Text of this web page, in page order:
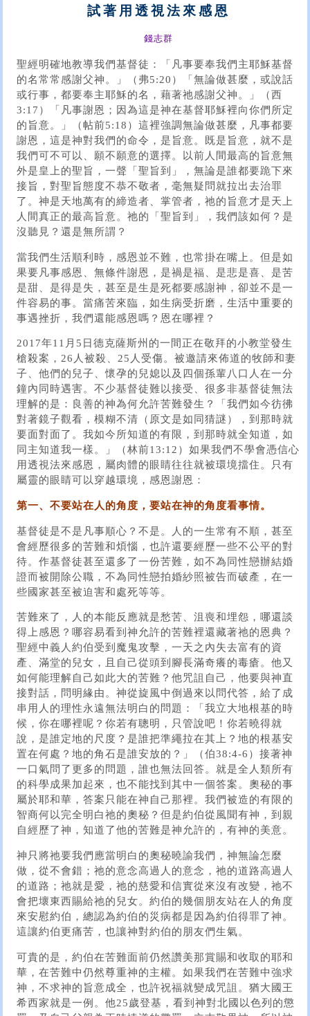
試著用透視法來感恩
錢志群
聖經明確地教導我們基督徒：「凡事要奉我們主耶穌基督
的名常常感謝父神。」（弗5:20）「無論做甚麼，或說話
或行事，都要奉主耶穌的名，藉著祂感謝父神。」（西
3:17）「凡事謝恩；因為這是神在基督耶穌裡向你們所定
的旨意。」（帖前5:18）這裡強調無論做甚麼，凡事都要
謝恩，這是神對我們的命令，是旨意。既是旨意，就不是
我們可不可以、願不願意的選擇。以前人間最高的旨意無
外是皇上的聖旨，一聲「聖旨到」，無論是誰都要跪下來
接旨，對聖旨態度不恭不敬者，毫無疑問就拉出去治罪
了。神是天地萬有的締造者、掌管者，祂的旨意才是天上
人間真正的最高旨意。祂的「聖旨到」，我們該如何？是
沒聽見？還是無所謂？
當我們生活順利時，感恩並不難，也常掛在嘴上。但是如
果要凡事感恩、無條件謝恩，是禍是福、是悲是喜、是苦
是甜、是得是失，甚至是生是死都要感謝神，卻並不是一
件容易的事。當痛苦來臨，如生病受折磨，生活中重要的
事遇挫折，我們還能感恩嗎？恩在哪裡？
2017年11月5日德克薩斯州的一間正在敬拜的小教堂發生
槍殺案，26人被殺、25人受傷。被邀請來佈道的牧師和妻
子、他們的兒子、懷孕的兒媳以及四個孫輩八口人在一分
鐘內同時遇害。不少基督徒難以接受、很多非基督徒無法
理解的是：良善的神為何允許苦難發生？「我們如今彷彿
對著鏡子觀看，模糊不清（原文是如同猜謎），到那時就
要面對面了。我如今所知道的有限，到那時就全知道，如
同主知道我一樣。」（林前13:12）如果我們不學會憑信心
用透視法來感恩，屬肉體的眼睛往往就被環境擋住。只有
屬靈的眼睛可以穿越環境，感恩謝恩：
第一、不要站在人的角度，要站在神的角度看事情。
基督徒是不是凡事順心？不是。人的一生常有不順，甚至
會經歷很多的苦難和煩惱，也許還要經歷一些不公平的對
待。作基督徒甚至還多了一份苦難，如不為同性戀辦結婚
證而被開除公職，不為同性戀拍婚紗照被告而破產，在一
些國家甚至被迫害和處死等等。
苦難來了，人的本能反應就是愁苦、沮喪和埋怨，哪還談
得上感恩？哪容易看到神允許的苦難裡還藏著祂的恩典？
聖經中義人約伯受到魔鬼攻擊，一天之內失去富有的資
產、滿堂的兒女，且自己從頭到腳長滿奇癢的毒瘡。他又
如何能理解自己如此大的苦難？他咒詛自己，他要與神直
接對話，問明緣由。神從旋風中倒過來以問代答，給了成
串用人的理性永遠無法明白的問題：「我立大地根基的時
候，你在哪裡呢？你若有聰明，只管說吧！你若曉得就
說，是誰定地的尺度？是誰把準繩拉在其上？地的根基安
置在何處？地的角石是誰安放的？」（伯38:4-6）接著神
一口氣問了更多的問題，誰也無法回答。就是全人類所有
的科學成果加起來，也不能找到其中一個答案。奧秘的事
屬於耶和華，答案只能在神自己那裡。我們被造的有限的
智商何以完全明白祂的奧秘？但是約伯從風聞有神，到親
自經歷了神，知道了他的苦難是神允許的，有神的美意。
神只將祂要我們應當明白的奧秘曉諭我們，神無論怎麼
做，從不會錯；祂的意念高過人的意念，祂的道路高過人
的道路；祂就是愛，祂的慈愛和信實從來沒有改變，祂不
會把壞東西賜給祂的兒女。約伯的幾個朋友站在人的角度
來安慰約伯，總認為約伯的災病都是因為約伯得罪了神。
這讓約伯更痛苦，也讓神對約伯的朋友們生氣。
可貴的是，約伯在苦難面前仍然讚美那賞賜和收取的耶和
華，在苦難中仍然尊重神的主權。如果我們在苦難中強求
神，不求神的旨意成全，也許祝福就變成咒詛。猶大國王
希西家就是一例。他25歲登基，看到神對北國以色列的懲